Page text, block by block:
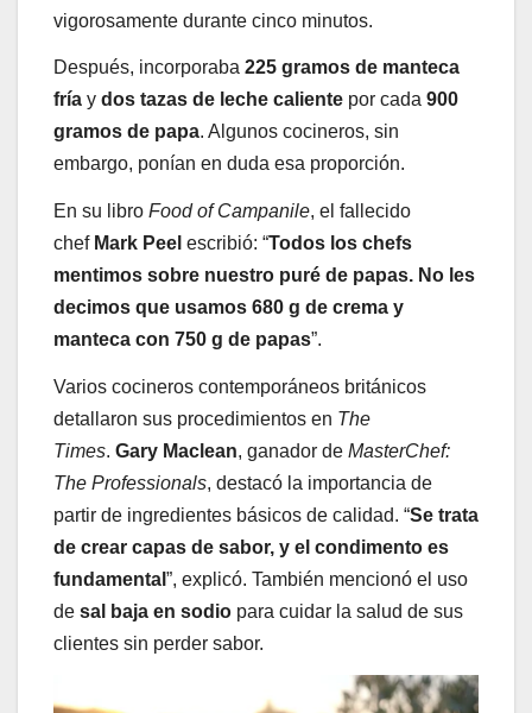
vigorosamente durante cinco minutos.
Después, incorporaba 225 gramos de manteca
fría y dos tazas de leche caliente por cada 900
gramos de papa. Algunos cocineros, sin
embargo, ponían en duda esa proporción.
En su libro Food of Campanile, el fallecido
chef Mark Peel escribió: “Todos los chefs
mentimos sobre nuestro puré de papas. No les
decimos que usamos 680 g de crema y
manteca con 750 g de papas”.
Varios cocineros contemporáneos británicos
detallaron sus procedimientos en The
Times. Gary Maclean, ganador de MasterChef:
The Professionals, destacó la importancia de
partir de ingredientes básicos de calidad. “Se trata
de crear capas de sabor, y el condimento es
fundamental ”, explicó. También mencionó el uso
de sal baja en sodio para cuidar la salud de sus
clientes sin perder sabor.